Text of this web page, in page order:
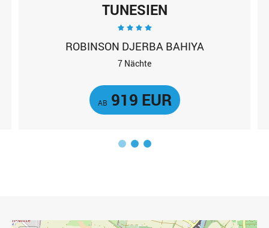
TUNESIEN
ROBINSON DJERBA BAHIYA
7 Nächte
AB 919 EUR
1 2 3